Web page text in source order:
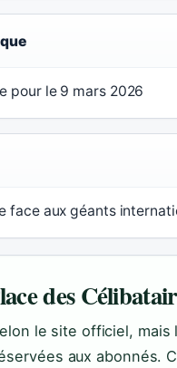
pour le 9 mars 2026
face aux géants
des
le site officiel,
aux abonnés.